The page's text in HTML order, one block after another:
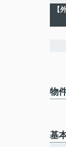
【
物
基